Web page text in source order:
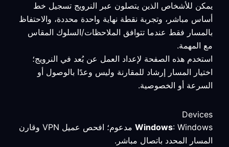
يمكن للأشخاص الذين يتصلون عبر النرويج تسجيل خط
أساس مباشر، وتجربة نقطة نهاية واحدة محددة، والاحتفاظ
بالمسار فقط عندما تتوافق الملاحظات/السلوك المقاس
مع المهمة.
استخدم هذه الصفحة لإعداد العمل عن بُعد في النرويج؛
اختيار المسار إرشاد للمقارنة وليس وعدًا بالوصول أو
السرعة أو الخصوصية.
Devices
Windows
: Windows مدعوم؛ افحص عميل VPN وقارن
المسار المحدد باتصال مباشر.